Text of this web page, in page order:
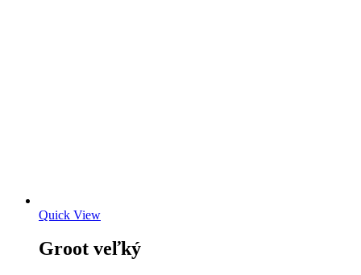
Quick View
Groot veľký